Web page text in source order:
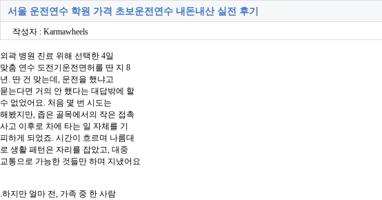
서울 운전연수 학원 가격 초보운전연수 내돈내산 실전 후기
작성자 : Karmawheels
외곽 병원 진료 위해 선택한 4일
맞춤 연수 도전기운전면허를 딴 지 8
년. 딴 건 맞는데, 운전을 했냐고
묻는다면 거의 안 했다는 대답밖에 할
수 없었어요. 처음 몇 번 시도는
해봤지만, 좁은 골목에서의 작은 접촉
사고 이후로 차에 타는 일 자체를 기
피하게 되었죠. 시간이 흐르며 나름대
로 생활 패턴은 자리를 잡았고, 대중
교통으로 가능한 것들만 하며 지냈어요
.하지만 얼마 전, 가족 중 한 사람